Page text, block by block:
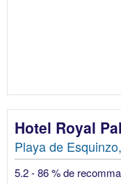
Hotel Royal
Playa de
5.2 - 86 % de